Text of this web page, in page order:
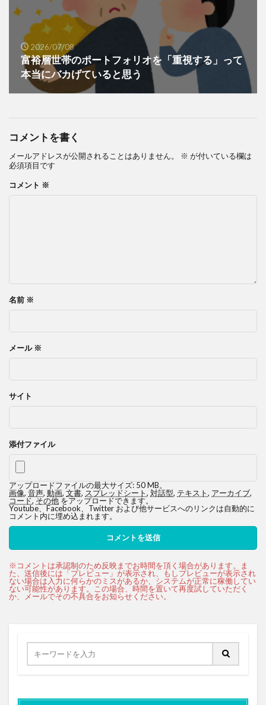
2026/07/08
富裕層世帯のポートフォリオを「重視する」って
本当にバカげていると思う
コメントを書く
メールアドレスが公開されることはありません。 ※ が付いている欄は
必須項目です
コメント ※
名前 ※
メール ※
サイト
添付ファイル
アップロードファイルの最大サイズ: 50 MB。
画像, 音声, 動画, 文書, スプレッドシート, 対話型, テキスト, アーカイブ,
コード,その他をアップロードできます。
Youtube、Facebook、Twitter および他サービスへのリンクは自動的に
コメント内に埋め込まれます。